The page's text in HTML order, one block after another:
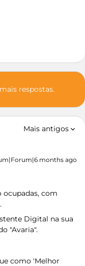
respostas.
Mais antigos
months ago
com
Digital na sua
"Avaria".
como 'Melhor